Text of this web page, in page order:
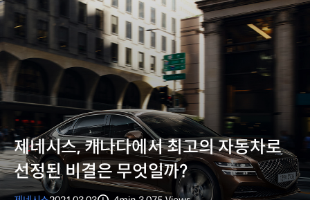
제네시스, 캐나다에서 최고의 자동차로
선정된 비결은 무엇일까?